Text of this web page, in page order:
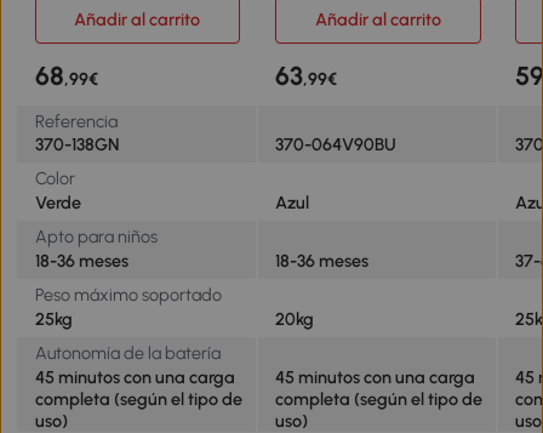
Vespa para Niños con
Licencia 66,5x38x52 cm
con Velocidad 2,5 km/h
Carga 20 kg 66x37x44 cm
Añadir al carrito Añadir al carrito
68,99€ 63,99€
Referencia
370-138GN
370-064V90BU
Color
Verde
Azul
Apto para niños
18-36 meses
18-36 meses
Peso máximo soportado
25kg
20kg
Autonomía de la batería
45 minutos con una carga
completa (según el tipo de
uso)
45 minutos con una carga
completa (según el tipo de
uso)
45